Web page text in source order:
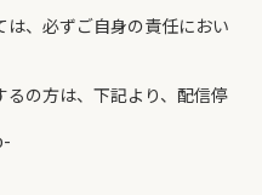
、必ずご自身の責任におい
の方は、下記より、配信停